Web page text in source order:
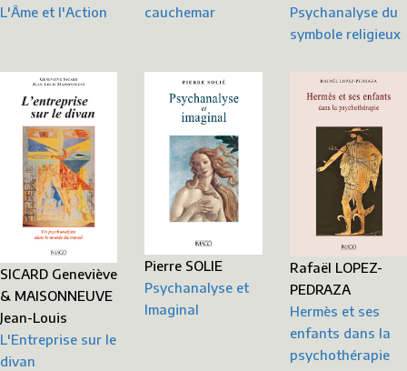
L'Âme et l'Action
cauchemar
Psychanalyse du
symbole religieux
SICARD Geneviève
& MAISONNEUVE
Jean-Louis
L'Entreprise sur le
divan
Pierre SOLIE
Psychanalyse et
Imaginal
Rafaël LOPEZ-
PEDRAZA
Hermès et ses
enfants dans la
psychothérapie